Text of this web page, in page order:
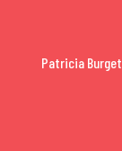
Patricia Burget